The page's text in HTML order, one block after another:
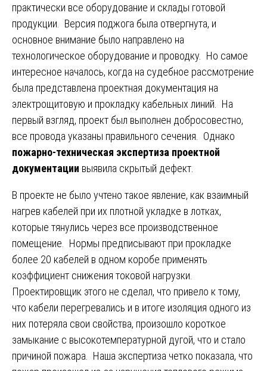
практически все оборудование и склады готовой
продукции. Версия поджога была отвергнута, и
основное внимание было направлено на
технологическое оборудование и проводку. Но самое
интересное началось, когда на судебное рассмотрение
была представлена проектная документация на
электрощитовую и прокладку кабельных линий. На
первый взгляд, проект был выполнен добросовестно,
все провода указаны правильного сечения. Однако
пожарно-техническая экспертиза проектной
документации выявила скрытый дефект.
В проекте не было учтено такое явление, как взаимный
нагрев кабелей при их плотной укладке в лотках,
которые тянулись через все производственное
помещение. Нормы предписывают при прокладке
более 20 кабелей в одном коробе применять
коэффициент снижения токовой нагрузки.
Проектировщик этого не сделал, что привело к тому,
что кабели перегревались и в итоге изоляция одного из
них потеряла свои свойства, произошло короткое
замыкание с высокотемпературной дугой, что и стало
причиной пожара. Наша экспертиза четко показала, что